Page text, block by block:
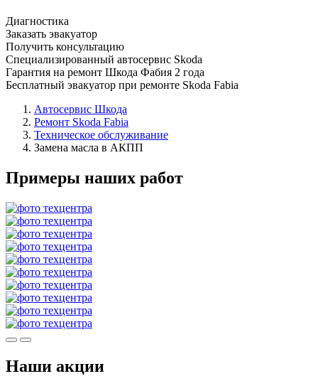
Диагностика
Заказать эвакуатор
Получить консультацию
Специализированный автосервис Skoda
Гарантия на ремонт Шкода Фабия 2 года
Бесплатный эвакуатор при ремонте Skoda Fabia
Автосервис Шкода
Ремонт Skoda Fabia
Техническое обслуживание
Замена масла в АКПП
Примеры наших работ
Наши акции